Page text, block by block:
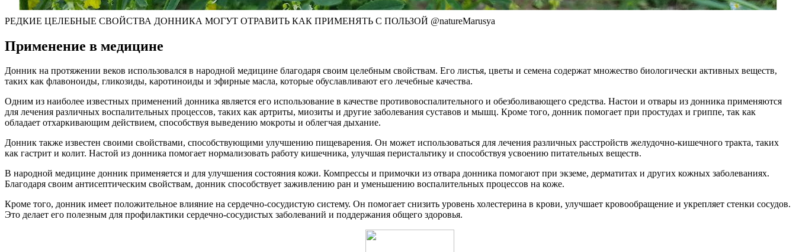
РЕДКИЕ ЦЕЛЕБНЫЕ СВОЙСТВА ДОННИКА МОГУТ ОТРАВИТЬ КАК ПРИМЕНЯТЬ С ПОЛЬЗОЙ @natureMarusya
Применение в медицине
Донник на протяжении веков использовался в народной медицине благодаря своим целебным свойствам. Его листья, цветы и семена содержат множество биологически активных веществ,
таких как флавоноиды, гликозиды, каротиноиды и эфирные масла, которые обуславливают его лечебные качества.
Одним из наиболее известных применений донника является его использование в качестве противовоспалительного и обезболивающего средства. Настои и отвары из донника применяются
для лечения различных воспалительных процессов, таких как артриты, миозиты и другие заболевания суставов и мышц. Кроме того, донник помогает при простудах и гриппе, так как
обладает отхаркивающим действием, способствуя выведению мокроты и облегчая дыхание.
Донник также известен своими свойствами, способствующими улучшению пищеварения. Он может использоваться для лечения различных расстройств желудочно-кишечного тракта, таких
как гастрит и колит. Настой из донника помогает нормализовать работу кишечника, улучшая перистальтику и способствуя усвоению питательных веществ.
В народной медицине донник применяется и для улучшения состояния кожи. Компрессы и примочки из отвара донника помогают при экземе, дерматитах и других кожных заболеваниях.
Благодаря своим антисептическим свойствам, донник способствует заживлению ран и уменьшению воспалительных процессов на коже.
Кроме того, донник имеет положительное влияние на сердечно-сосудистую систему. Он помогает снизить уровень холестерина в крови, улучшает кровообращение и укрепляет стенки сосудов.
Это делает его полезным для профилактики сердечно-сосудистых заболеваний и поддержания общего здоровья.